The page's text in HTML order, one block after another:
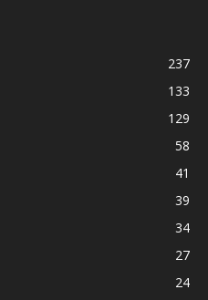
237
133
129
58
41
39
34
27
24